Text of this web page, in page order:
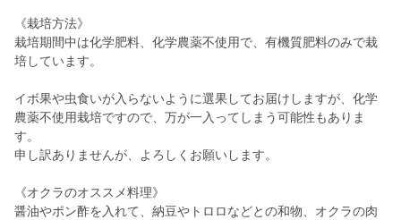
《栽培方法》
栽培期間中は化学肥料、化学農薬不使用で、有機質肥料のみで栽
培しています。
イボ果や虫食いが入らないように選果してお届けしますが、化学
農薬不使用栽培ですので、万が一入ってしまう可能性もありま
す。
申し訳ありませんが、よろしくお願いします。
《オクラのオススメ料理》
醤油やポン酢を入れて、納豆やトロロなどとの和物、オクラの肉